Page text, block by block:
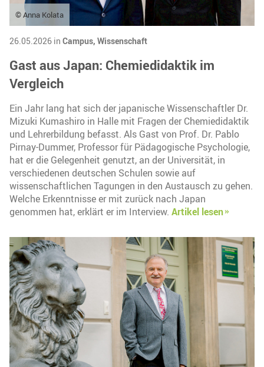
© Anna Kolata
26.05.2026 in Campus, Wissenschaft
Gast aus Japan: Chemiedidaktik im
Vergleich
Ein Jahr lang hat sich der japanische Wissenschaftler Dr.
Mizuki Kumashiro in Halle mit Fragen der Chemiedidaktik
und Lehrerbildung befasst. Als Gast von Prof. Dr. Pablo
Pirnay-Dummer, Professor für Pädagogische Psychologie,
hat er die Gelegenheit genutzt, an der Universität, in
verschiedenen deutschen Schulen sowie auf
wissenschaftlichen Tagungen in den Austausch zu gehen.
Welche Erkenntnisse er mit zurück nach Japan
genommen hat, erklärt er im Interview. Artikel lesen